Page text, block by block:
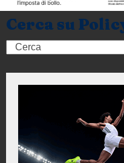
Cerca su
Search